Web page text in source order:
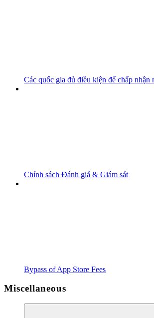
Các quốc gia đủ điều kiện để chấp nhận
Chính sách Đánh giá & Giám sát
Bypass of App Store Fees
Miscellaneous